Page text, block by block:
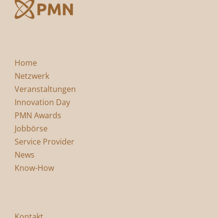
Home
Netzwerk
Veranstaltungen
Innovation Day
PMN Awards
Jobbörse
Service Provider
News
Know-How